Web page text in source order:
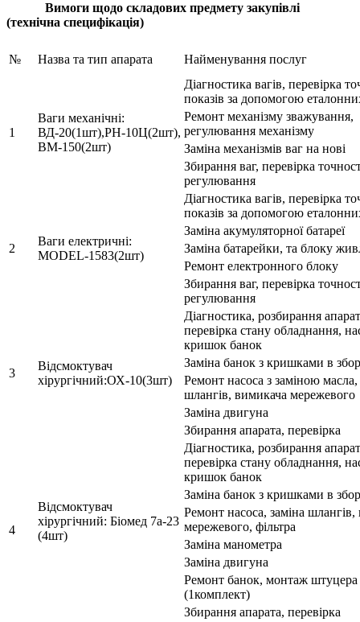
Вимоги щодо складових предмету закупівлі
(технічна специфікація)
№ Назва та тип апарата Найменування послуг
1
Ваги механічні:
ВД-20(1шт),РН-10Ц(2шт),
ВМ-150(2шт)
Діагностика вагів, перевірка
показів за допомогою
Ремонт механізму зважування,
регулювання механізму
Заміна механізмів ваг на нові
Збирання ваг, перевірка
регулювання
2
Ваги електричні:
MODEL-1583(2шт)
Діагностика вагів, перевірка
показів за допомогою
Заміна акумуляторної батареї
Заміна батарейки, та блоку
Ремонт електронного блоку
Збирання ваг, перевірка
регулювання
3
Відсмоктувач
хірургічний:ОХ-10(3шт)
Діагностика, розбирання
перевірка стану обладнання,
кришок банок
Заміна банок з кришками в
Ремонт насоса з заміною масла,
шлангів, вимикача мережевого
Заміна двигуна
Збирання апарата, перевірка
4
Відсмоктувач
хірургічний: Біомед 7а-23
(4шт)
Діагностика, розбирання
перевірка стану обладнання,
кришок банок
Заміна банок з кришками в
Ремонт насоса, заміна
мережевого, фільтра
Заміна манометра
Заміна двигуна
Ремонт банок, монтаж штуцера
(1комплект)
Збирання апарата, перевірка